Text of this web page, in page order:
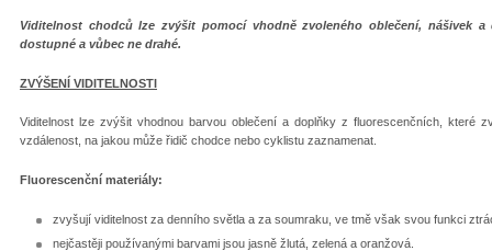
Viditelnost chodců lze zvýšit pomocí vhodně zvoleného oblečení, nášivek
dostupné a vůbec ne drahé.
ZVÝŠENÍ VIDITELNOSTI
Viditelnost lze zvýšit vhodnou barvou oblečení a doplňky z fluorescenčních, které
vzdálenost, na jakou může řidič chodce nebo cyklistu zaznamenat.
Fluorescenční materiály:
zvyšují viditelnost za denního světla a za soumraku, ve tmě však svou funkci
nejčastěji používanými barvami jsou jasně žlutá, zelená a oranžová.